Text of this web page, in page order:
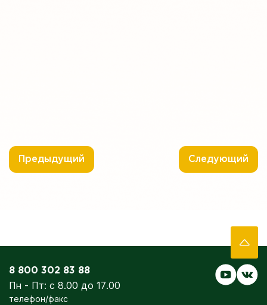
Предыдущий Следующий
8 800 302 83 88
Пн - Пт: с 8.00 до 17.00
телефон/факс